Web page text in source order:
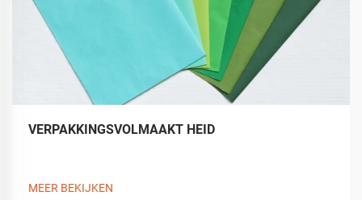
VERPAKKINGSVOLMAAKT HEID
MEER BEKIJKEN